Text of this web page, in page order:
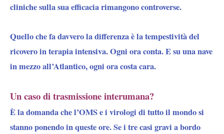
cliniche sulla sua efficacia rimangono controverse.
Quello che fa davvero la differenza è la tempestività del
ricovero in terapia intensiva. Ogni ora conta. E su una nave
in mezzo all’Atlantico, ogni ora costa cara.
Un caso di trasmissione interumana?
È la domanda che l’OMS e i virologi di tutto il mondo si
stanno ponendo in queste ore. Se i tre casi gravi a bordo